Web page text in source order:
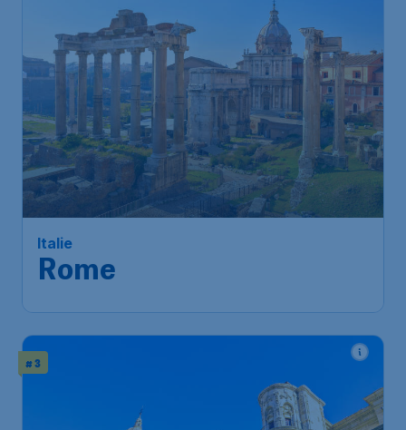
Italie
Rome
€ 62*
à partir de
Bruxelles-National
Vinci de Rome Fiumicino
# 3